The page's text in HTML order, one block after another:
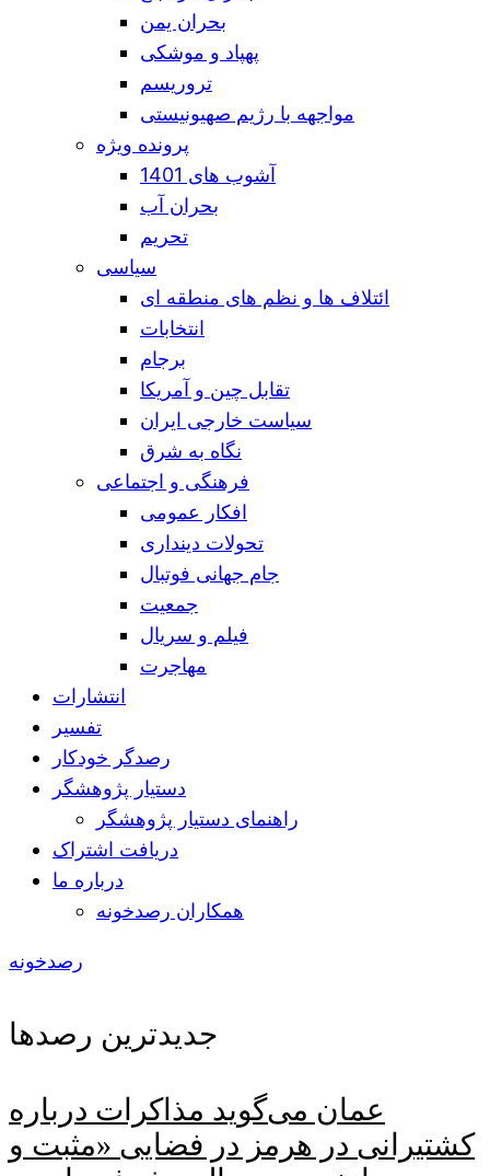
بحران یمن
پهپاد و موشکی
تروریسم
مواجهه با رژیم صهیونیستی
پرونده ویژه
آشوب های 1401
بحران آب
تحریم
سیاسی
ائتلاف ها و نظم های منطقه ای
انتخابات
برجام
تقابل چین و آمریکا
سیاست خارجی ایران
نگاه به شرق
فرهنگی و اجتماعی
افکار عمومی
تحولات دینداری
جام جهانی فوتبال
جمعیت
فیلم و سریال
مهاجرت
انتشارات
تفسیر
رصدگر خودکار
دستیار پژوهشگر
راهنمای دستیار پژوهشگر
دریافت اشتراک
درباره ما
همکاران رصدخونه
رصدخونه
جدیدترین رصدها
عمان می‌گوید مذاکرات درباره
کشتیرانی در هرمز در فضایی «مثبت و